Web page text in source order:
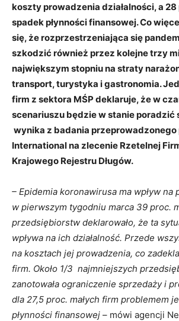
koszty prowadzenia działalności, a 28
spadek płynności finansowej. Co
się, że rozprzestrzeniająca się
szkodzić również przez kolejne trzy
największym stopniu na straty
transport, turystyka i gastronomia.
firm z sektora MŚP deklaruje, że w
scenariuszu będzie w stanie poradzić
wynika z badania przeprowadzonego
International na zlecenie Rzetelnej
Krajowego Rejestru Długów.
– Epidemia koronawirusa ma wpływ na
w pierwszym tygodniu marca 39 proc.
przedsiębiorstw deklarowało, że ta
wpływa na ich działalność. Przede
na kosztach jej prowadzenia, co
firm. Około 1/3 najmniejszych
zanotowała ograniczenie sprzedaży i
dla 27,5 proc. małych firm problemem
płynności finansowej – mówi agencji